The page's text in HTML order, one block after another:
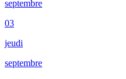
septembre
03
jeudi
septembre